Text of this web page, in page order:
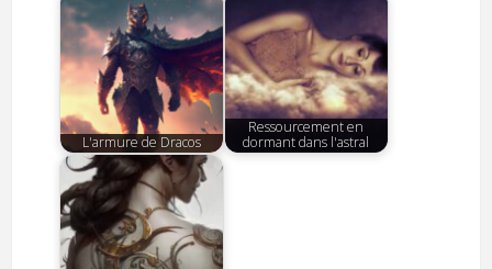
L'armure de Dracos
Ressourcement en
dormant dans l'astral